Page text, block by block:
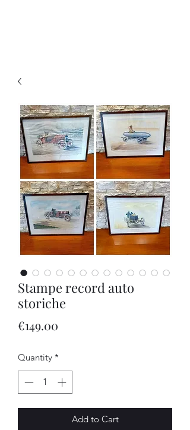
Stampe record auto
storiche
€149.00
Quantity *
Add to Cart